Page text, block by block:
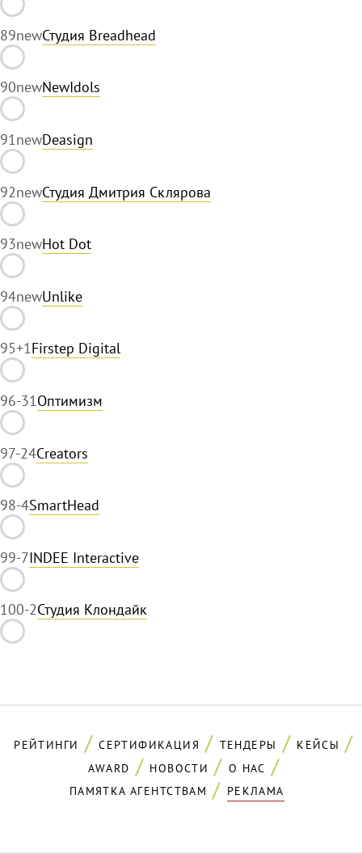
89newСтудия Breadhead
90newNewIdols
91newDeasign
92newСтудия Дмитрия Склярова
93newHot Dot
94newUnlike
95+1Firstep Digital
96-31Оптимизм
97-24Creators
98-4SmartHead
99-7INDEE Interactive
100-2Студия Клондайк
РЕЙТИНГИ СЕРТИФИКАЦИЯ ТЕНДЕРЫ
КЕЙСЫ
AWARD
НОВОСТИ
О НАС
ПАМЯТКА АГЕНТСТВАМ
РЕКЛАМА